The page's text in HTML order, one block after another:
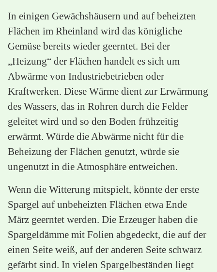
In einigen Gewächshäusern und auf beheizten
Flächen im Rheinland wird das königliche
Gemüse bereits wieder geerntet. Bei der
„Heizung“ der Flächen handelt es sich um
Abwärme von Industriebetrieben oder
Kraftwerken. Diese Wärme dient zur Erwärmung
des Wassers, das in Rohren durch die Felder
geleitet wird und so den Boden frühzeitig
erwärmt. Würde die Abwärme nicht für die
Beheizung der Flächen genutzt, würde sie
ungenutzt in die Atmosphäre entweichen.
Wenn die Witterung mitspielt, könnte der erste
Spargel auf unbeheizten Flächen etwa Ende
März geerntet werden. Die Erzeuger haben die
Spargeldämme mit Folien abgedeckt, die auf der
einen Seite weiß, auf der anderen Seite schwarz
gefärbt sind. In vielen Spargelbeständen liegt